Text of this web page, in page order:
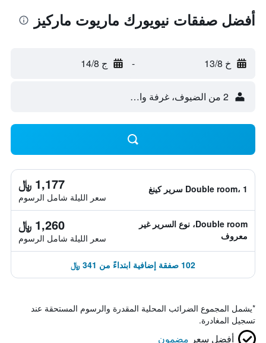
أفضل صفقات نيويورك ماريوت ماركيز
خ 13/8 - ج 14/8
2 من الضيوف، غرفة واحدة
Double room، 1 سرير كينغ 1,177 ﷼
سعر الليلة شامل الرسوم
Double room، نوع السرير غير
معروف
1,260 ﷼
سعر الليلة شامل الرسوم
102 صفقة إضافية ابتداءً من 341 ﷼
*يشمل المجموع الضرائب المحلية المقدرة والرسوم المستحقة عند
تسجيل المغادرة.
أفضل سعر مضمون